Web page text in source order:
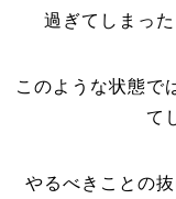
過ぎてしまっ
このような状態で
て
やるべきことの